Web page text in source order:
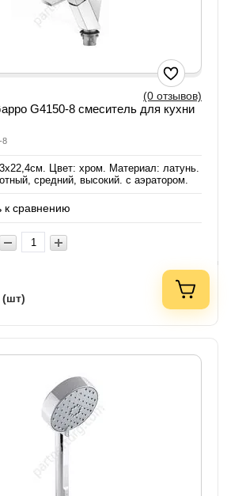
(0 отзывов)
G4150-8 смеситель для кухни
8
Цвет: хром. Материал: латунь.
средний, высокий. с аэратором.
к сравнению
(шт)